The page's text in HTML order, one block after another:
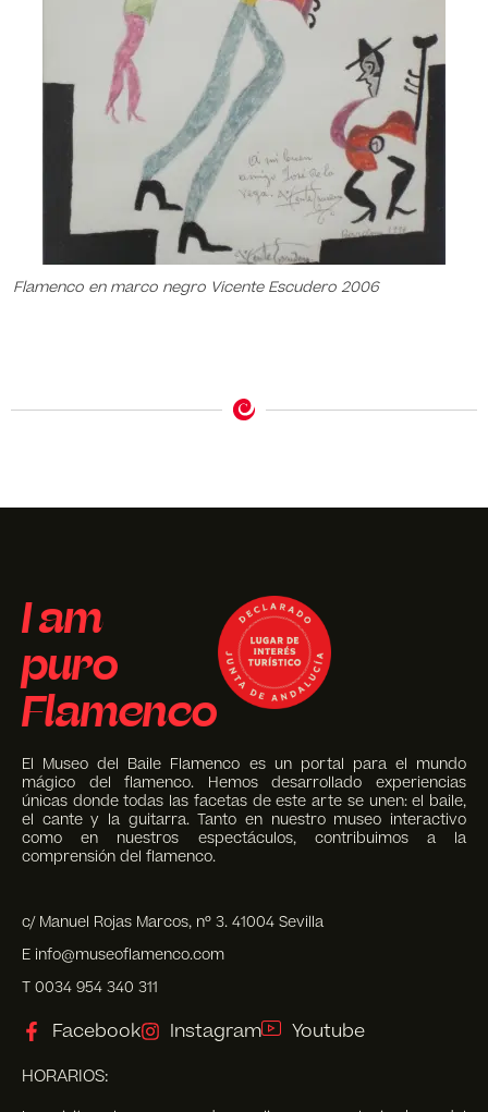
Flamenco en marco negro Vicente Escudero 2006
I am
puro
Flamenco
El Museo del Baile Flamenco es un portal para el mundo
mágico del flamenco. Hemos desarrollado experiencias
únicas donde todas las facetas de este arte se unen: el baile,
el cante y la guitarra. Tanto en nuestro museo interactivo
como en nuestros espectáculos, contribuimos a la
comprensión del flamenco.
c/ Manuel Rojas Marcos, nº 3. 41004 Sevilla
E info@museoflamenco.com
T 0034 954 340 311
Facebook Instagram Youtube
HORARIOS: